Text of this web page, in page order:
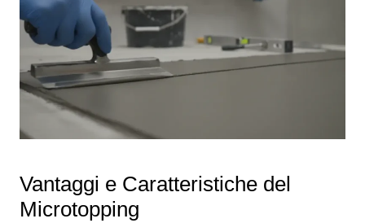
Vantaggi e Caratteristiche del
Microtopping